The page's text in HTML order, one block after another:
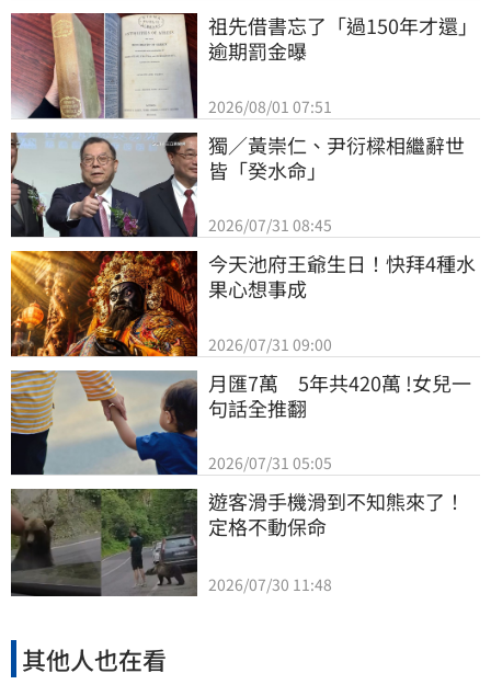
祖先借書忘了「過150年才還」
逾期罰金曝
2026/08/01 07:51
獨／黃崇仁、尹衍樑相繼辭世
皆「癸水命」
2026/07/31 08:45
今天池府王爺生日！快拜4種水
果心想事成
2026/07/31 09:00
月匯7萬　5年共420萬 !女兒一
句話全推翻
2026/07/31 05:05
遊客滑手機滑到不知熊來了！
定格不動保命
2026/07/30 11:48
其他人也在看